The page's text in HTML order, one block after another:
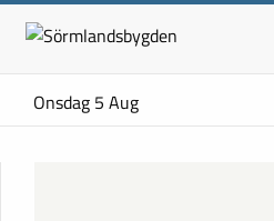
Onsdag 5 Aug